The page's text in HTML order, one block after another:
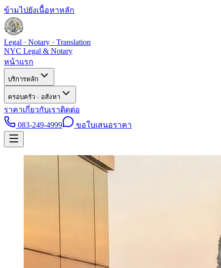
ข้ามไปยังเนื้อหาหลัก
Legal · Notary · Translation
NYC Legal & Notary
หน้าแรก
บริการหลัก
ครอบครัว · อสังหา
ราคาเกี่ยวกับเราติดต่อ
083-249-4999
ขอใบเสนอราคา